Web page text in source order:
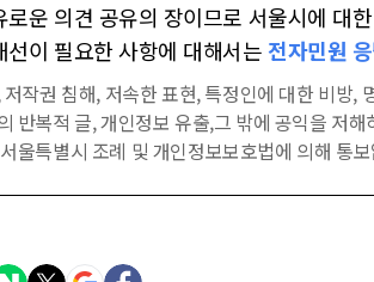
로운 의견 공유의 장이므로 서울시에 대
선이 필요한 사항에 대해서는 전자민원
작권 침해, 저속한 표현, 특정인에 대한 비방,
반복적 글, 개인정보 유출,그 밖에 공익을 저
울특별시 조례 및 개인정보보호법에 의해 통